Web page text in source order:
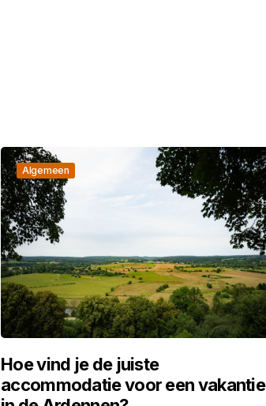
Algemeen
Hoe vind je de juiste
accommodatie voor een vakantie